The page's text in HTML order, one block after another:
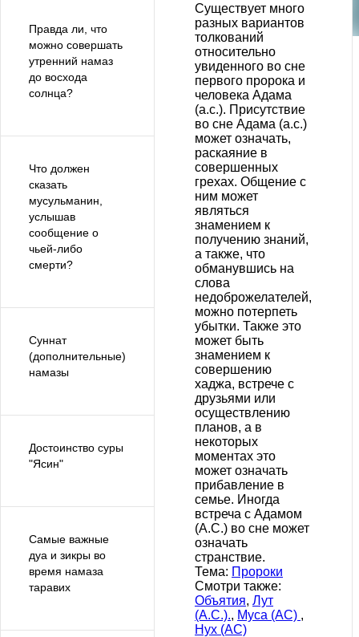
Правда ли, что
можно совершать
утренний намаз
до восхода
солнца?
Что должен
сказать
мусульманин,
услышав
сообщение о
чьей-либо
смерти?
Суннат
(дополнительные)
намазы
Достоинство суры
"Ясин"
Самые важные
дуа и зикры во
время намаза
таравих
Существует много
разных вариантов
толкований
относительно
увиденного во сне
первого пророка и
человека Адама
(а.с.). Присутствие
во сне Адама (а.с.)
может означать,
раскаяние в
совершенных
грехах. Общение с
ним может
являться
знамением к
получению знаний,
а также, что
обманувшись на
слова
недоброжелателей,
можно потерпеть
убытки. Также это
может быть
знамением к
совершению
хаджа, встрече с
друзьями или
осуществлению
планов, а в
некоторых
моментах это
может означать
прибавление в
семье. Иногда
встреча с Адамом
(А.С.) во сне может
означать
странствие.
Тема: Пророки
Смотри также:
Объятия, Лут
(А.С.)., Муса (АС) ,
Нух (АС)